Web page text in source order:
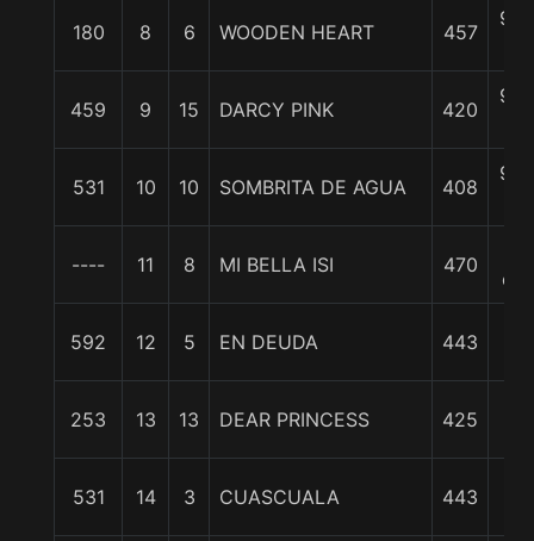
180 8 6 WOODEN HEART 457
9
459 9 15 DARCY PINK 420
9
531 10 10 SOMBRITA DE AGUA 408
9
---- 11 8 MI BELLA ISI 470
592 12 5 EN DEUDA 443
253 13 13 DEAR PRINCESS 425
531 14 3 CUASCUALA 443